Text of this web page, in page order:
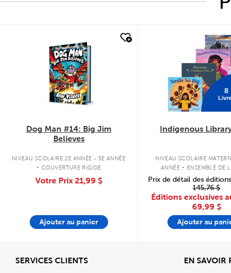
Dog Man #14: Big Jim
Believes
NIVEAU SCOLAIRE 2E ANNÉE - 5E ANNÉE
. COUVERTURE RIGIDE
Votre Prix 21,99 $
Ajouter au panier
8
Indigenous
NIVEAU SCOLAIRE
ANNÉE . ENSEMBLE DE
COUVERTURE
Prix de détail des
145,76 $
Éditions exclusives
69,99 $
Ajouter au
SERVICES CLIENTSAfficher EN SAVOIR